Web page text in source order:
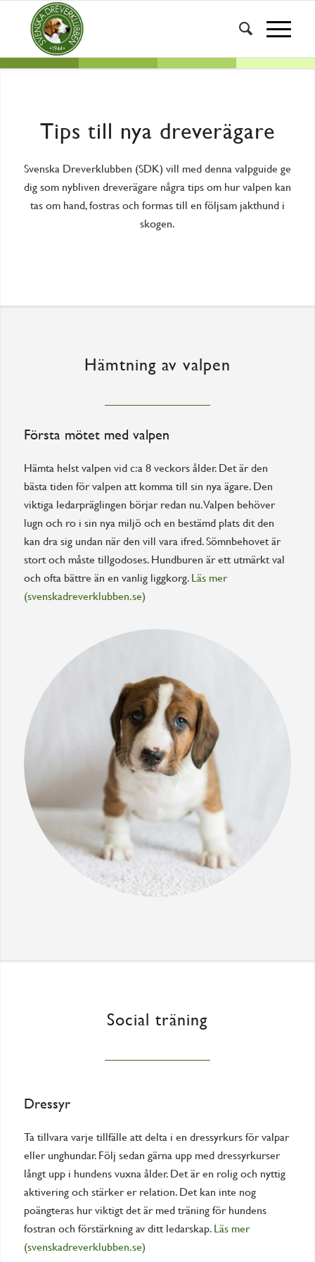
Tips till nya dreverägare
Svenska Dreverklubben (SDK) vill med denna valpguide ge
dig som nybliven dreverägare några tips om hur valpen kan
tas om hand, fostras och formas till en följsam jakthund i
skogen.
Hämtning av valpen
Första mötet med valpen
Hämta helst valpen vid c:a 8 veckors ålder. Det är den
bästa tiden för valpen att komma till sin nya ägare. Den
viktiga ledarpräglingen börjar redan nu. Valpen behöver
lugn och ro i sin nya miljö och en bestämd plats dit den
kan dra sig undan när den vill vara ifred. Sömnbehovet är
stort och måste tillgodoses. Hundburen är ett utmärkt val
och ofta bättre än en vanlig liggkorg. Läs mer
(svenskadreverklubben.se)
Social träning
Dressyr
Ta tillvara varje tillfälle att delta i en dressyrkurs för valpar
eller unghundar. Följ sedan gärna upp med dressyrkurser
långt upp i hundens vuxna ålder. Det är en rolig och nyttig
aktivering och stärker er relation. Det kan inte nog
poängteras hur viktigt det är med träning för hundens
fostran och förstärkning av ditt ledarskap. Läs mer
(svenskadreverklubben.se)